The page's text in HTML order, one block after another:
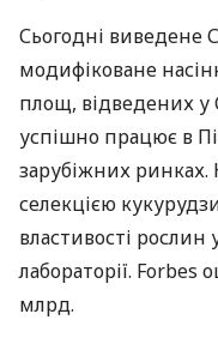
Сьогодні виведене
модифіковане
площ, відведених у
успішно працює в
зарубіжних ринках.
селекцією
властивості рослин
лабораторії. Forbes
млрд.